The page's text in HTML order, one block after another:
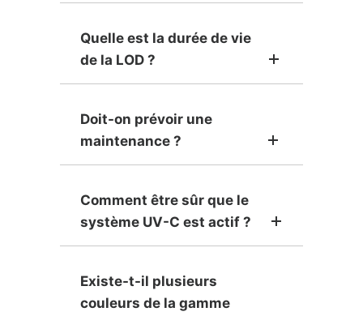
Quelle est la durée de vie
de la LOD ?
Doit-on prévoir une
maintenance ?
Comment être sûr que le
système UV-C est actif ?
Existe-t-il plusieurs
couleurs de la gamme